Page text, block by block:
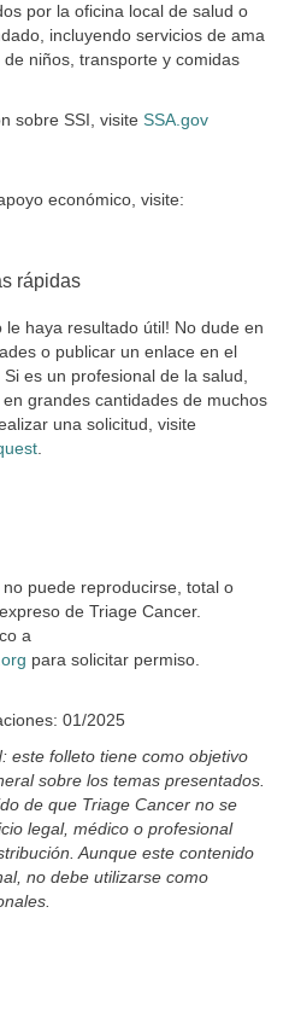
por la oficina local de salud o
incluyendo servicios de ama
niños, transporte y comidas
sobre SSI, visite SSA.gov
económico, visite:
rápidas
le haya resultado útil! No dude en
o publicar un enlace en el
es un profesional de la salud,
grandes cantidades de muchos
una solicitud, visite
puede reproducirse, total o
de Triage Cancer.
a
para solicitar permiso.
01/2025
este folleto tiene como objetivo
sobre los temas presentados.
de que Triage Cancer no se
legal, médico o profesional
Aunque este contenido
no debe utilizarse como